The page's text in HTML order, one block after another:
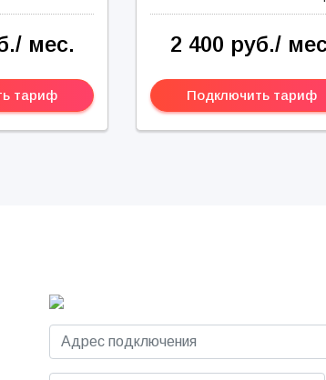
мес.
тариф
2 400 руб./
Подключить тариф